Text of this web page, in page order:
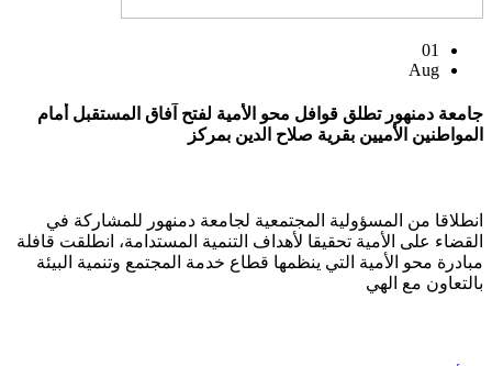
01
Aug
جامعة دمنهور تطلق قوافل محو الأمية لفتح آفاق المستقبل أمام
المواطنين الأميين بقرية صلاح الدين بمركز
انطلاقا من المسؤولية المجتمعية لجامعة دمنهور للمشاركة في
القضاء على الأمية تحقيقا لأهداف التنمية المستدامة، انطلقت قافلة
مبادرة محو الأمية التي ينظمها قطاع خدمة المجتمع وتنمية البيئة
بالتعاون مع الهي